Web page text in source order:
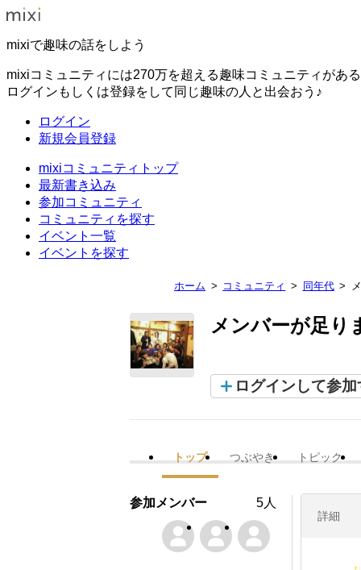
mixiで趣味の話をしよう
mixiコミュニティには270万を超える趣味コミュニティがある
ログインもしくは登録をして同じ趣味の人と出会おう♪
ログイン
新規会員登録
mixiコミュニティトップ
最新書き込み
参加コミュニティ
コミュニティを探す
イベント一覧
イベントを探す
ホーム コミュニティ 同年代
メンバーが足り
ログインして参加
トップ つぶやき トピック
詳細
参加メンバー 5人